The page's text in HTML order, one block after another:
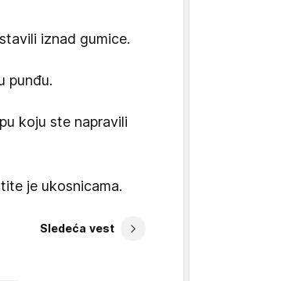
iznad gumice.
punđu.
koju ste napravili
je ukosnicama.
Sledeća vest